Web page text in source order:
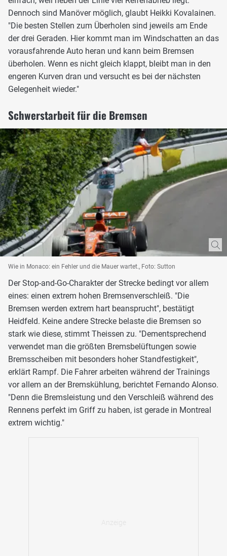
Dennoch sind Manöver möglich, glaubt Heikki Kovalainen.
"Die besten Stellen zum Überholen sind jeweils am Ende
der drei Geraden. Hier kommt man im Windschatten an das
vorausfahrende Auto heran und kann beim Bremsen
überholen. Wenn es nicht gleich klappt, bleibt man in den
engeren Kurven dran und versucht es bei der nächsten
Gelegenheit wieder."
Schwerstarbeit für die Bremsen
Wie in Monaco: ein Fehler und die Mauer wartet., Foto: Sutton
Der Stop-and-Go-Charakter der Strecke bedingt vor allem
eines: einen extrem hohen Bremsenverschleiß. "Die
Bremsen werden extrem hart beansprucht", bestätigt
Heidfeld. Keine andere Strecke belaste die Bremsen so
stark wie diese, stimmt Theissen zu. "Dementsprechend
verwendet man die größten Bremsbelüftungen sowie
Bremsscheiben mit besonders hoher Standfestigkeit",
erklärt Rampf. Die Fahrer arbeiten während der Trainings
vor allem an der Bremskühlung, berichtet Fernando Alonso.
"Denn die Bremsleistung und den Verschleiß während des
Rennens perfekt im Griff zu haben, ist gerade in Montreal
extrem wichtig."